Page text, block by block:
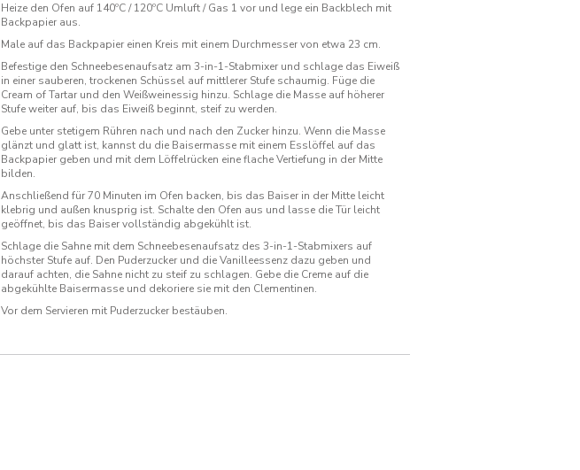
Heize den Ofen auf 140ºC / 120ºC Umluft / Gas 1 vor und lege ein Backblech mit
Backpapier aus.
Male auf das Backpapier einen Kreis mit einem Durchmesser von etwa 23 cm.
Befestige den Schneebesenaufsatz am 3-in-1-Stabmixer und schlage das Eiweiß
in einer sauberen, trockenen Schüssel auf mittlerer Stufe schaumig. Füge die
Cream of Tartar und den Weißweinessig hinzu. Schlage die Masse auf höherer
Stufe weiter auf, bis das Eiweiß beginnt, steif zu werden.
Gebe unter stetigem Rühren nach und nach den Zucker hinzu. Wenn die Masse
glänzt und glatt ist, kannst du die Baisermasse mit einem Esslöffel auf das
Backpapier geben und mit dem Löffelrücken eine flache Vertiefung in der Mitte
bilden.
Anschließend für 70 Minuten im Ofen backen, bis das Baiser in der Mitte leicht
klebrig und außen knusprig ist. Schalte den Ofen aus und lasse die Tür leicht
geöffnet, bis das Baiser vollständig abgekühlt ist.
Schlage die Sahne mit dem Schneebesenaufsatz des 3-in-1-Stabmixers auf
höchster Stufe auf. Den Puderzucker und die Vanilleessenz dazu geben und
darauf achten, die Sahne nicht zu steif zu schlagen. Gebe die Creme auf die
abgekühlte Baisermasse und dekoriere sie mit den Clementinen.
Vor dem Servieren mit Puderzucker bestäuben.